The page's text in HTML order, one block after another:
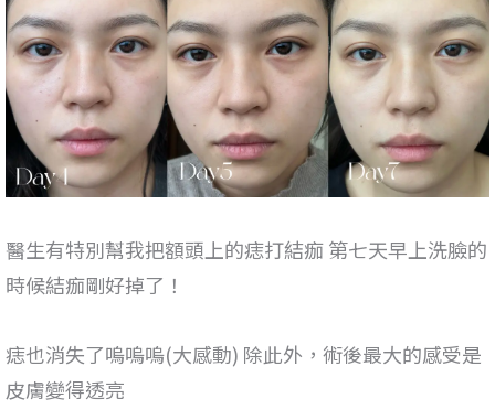
醫生有特別幫我把額頭上的痣打結痂 第七天早上洗臉的
時候結痂剛好掉了！
痣也消失了嗚嗚嗚(大感動) 除此外，術後最大的感受是
皮膚變得透亮